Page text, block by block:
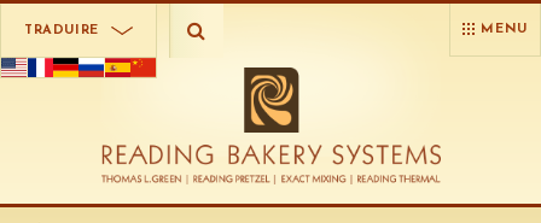
TRADUIRE MENU